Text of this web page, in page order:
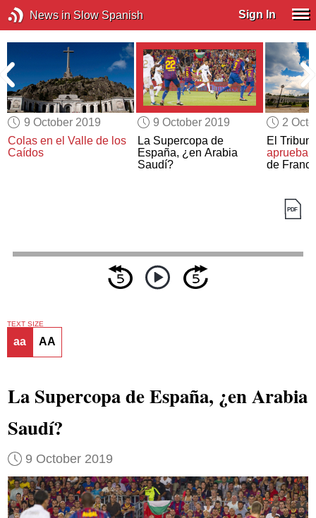
News in Slow Spanish Sign In
9 October 2019
Colas en el Valle de los
Caídos
9 October 2019
La Supercopa de
España, ¿en Arabia
Saudí?
2
El
aprueba
de
TEXT SIZE
aa AA
La Supercopa de España, ¿en Arabia
Saudí?
9 October 2019